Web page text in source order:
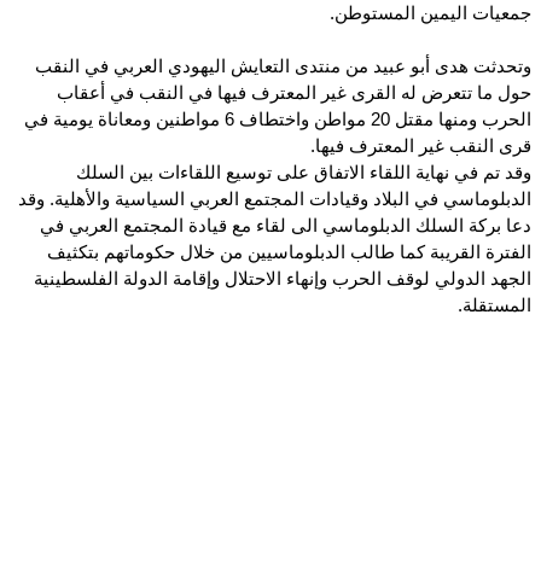
جمعيات اليمين المستوطن.
وتحدثت هدى أبو عبيد من منتدى التعايش اليهودي العربي في النقب
حول ما تتعرض له القرى غير المعترف فيها في النقب في أعقاب
الحرب ومنها مقتل 20 مواطن واختطاف 6 مواطنين ومعاناة يومية في
قرى النقب غير المعترف فيها.
وقد تم في نهاية اللقاء الاتفاق على توسيع اللقاءات بين السلك
الدبلوماسي في البلاد وقيادات المجتمع العربي السياسية والأهلية. وقد
دعا بركة السلك الدبلوماسي الى لقاء مع قيادة المجتمع العربي في
الفترة القريبة كما طالب الدبلوماسيين من خلال حكوماتهم بتكثيف
الجهد الدولي لوقف الحرب وإنهاء الاحتلال وإقامة الدولة الفلسطينية
المستقلة.